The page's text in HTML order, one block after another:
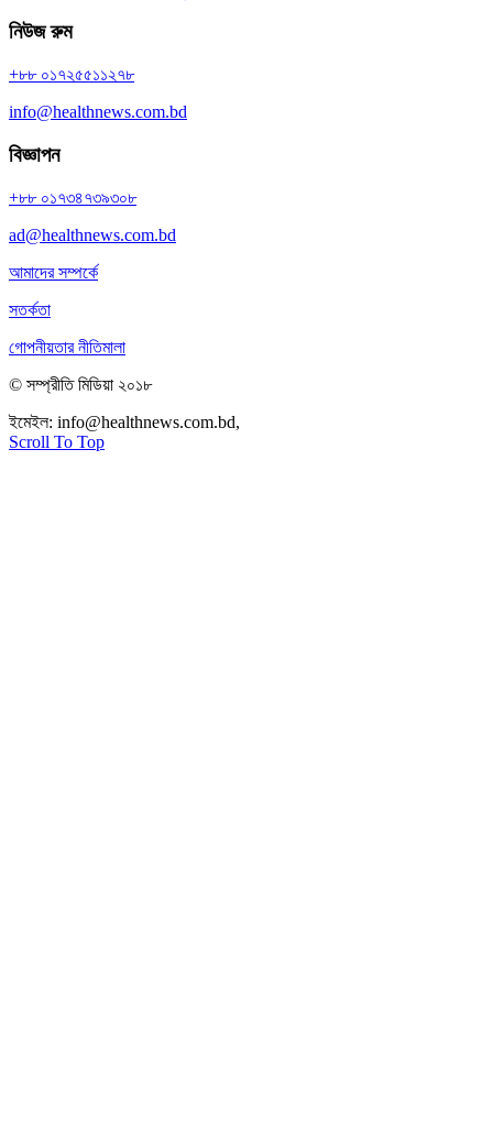
নিউজ রুম
+৮৮ ০১৭২৫৫১১২৭৮
info@healthnews.com.bd
বিজ্ঞাপন
+৮৮ ০১৭৩৪৭৩৯৩০৮
ad@healthnews.com.bd
আমাদের সম্পর্কে
সতর্কতা
গোপনীয়তার নীতিমালা
© সম্প্রীতি মিডিয়া ২০১৮
ইমেইল: info@healthnews.com.bd,
Scroll To Top